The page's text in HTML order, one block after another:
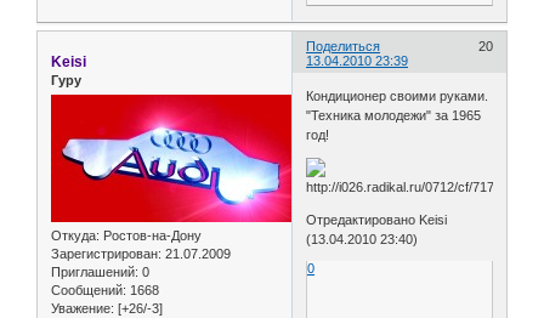
Поделиться
20
13.04.2010 23:39
Keisi
Гуру
Откуда: Ростов-на-Дону
Зарегистрирован: 21.07.2009
Приглашений: 0
Сообщений: 1668
Уважение: [+26/-3]
Кондиционер своими руками.
"Техника молодежи" за 1965
год!
Отредактировано Keisi
(13.04.2010 23:40)
0